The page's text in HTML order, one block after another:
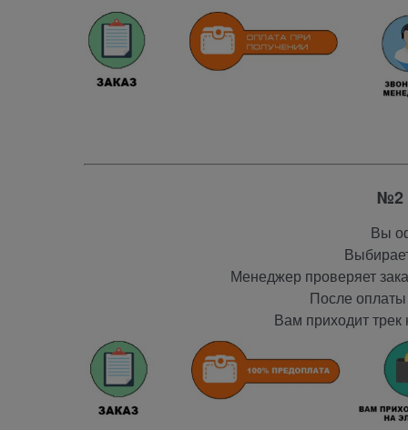
№2
Вы
Менеджер проверяет
После
Вам приходит